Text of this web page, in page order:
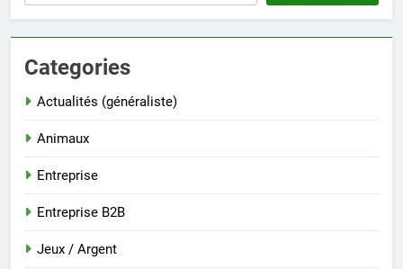
Categories
Actualités (généraliste)
Animaux
Entreprise
Entreprise B2B
Jeux / Argent